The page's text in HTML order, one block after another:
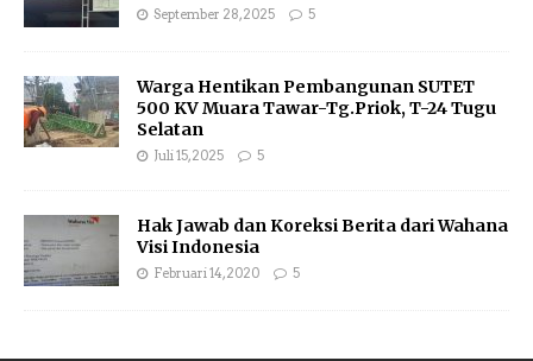
September 28, 2025 5
Warga Hentikan Pembangunan SUTET
500 KV Muara Tawar-Tg.Priok, T-24 Tugu
Selatan
Juli 15, 2025 5
Hak Jawab dan Koreksi Berita dari Wahana
Visi Indonesia
Februari 14, 2020 5